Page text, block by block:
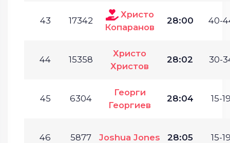
43 17342
Христо
Копаранов
28:00 40-
44 15358
Христо
Христов
28:02 30-
45 6304
Георги
Георгиев
28:04 15-
46 5877 Joshua Jones 28:05 15-